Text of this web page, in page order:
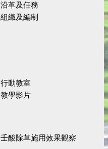
沿革及任務
組織及編制
行動教室
教學影片
壬酸除草施用效果觀察